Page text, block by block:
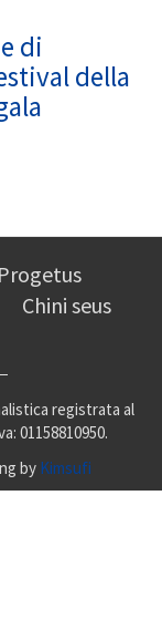
di
della
Progetus
Chini seus
registrata al
01158810950.
by Kimsufi